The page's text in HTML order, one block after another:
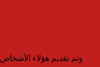
وتم تقديم هؤلاء